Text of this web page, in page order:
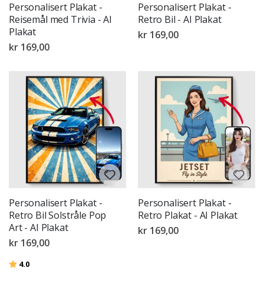
Personalisert Plakat -
Reisemål med Trivia - AI
Plakat
kr 169,00
Personalisert Plakat -
Retro Bil - AI Plakat
kr 169,00
Personalisert Plakat -
Retro Bil Solstråle Pop
Art - AI Plakat
kr 169,00
Karakter:
4.0
Personalisert Plakat -
Retro Plakat - AI Plakat
kr 169,00